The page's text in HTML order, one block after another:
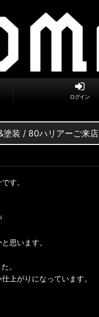
ログイン
塗装 / 80ハリアーご来店
す。
思います。
。
上がりになっています。